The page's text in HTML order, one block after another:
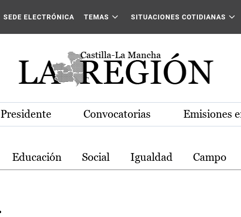
La Mancha
SEDE ELECTRÓNICA TEMAS SITUACIONES COTIDIANAS
Convocatorias Emisiones
Educación Social Igualdad Campo